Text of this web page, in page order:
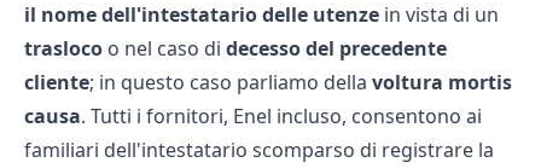
il nome dell'intestatario delle utenze in vista di un
trasloco o nel caso di decesso del precedente
cliente; in questo caso parliamo della voltura mortis
causa. Tutti i fornitori, Enel incluso, consentono ai
familiari dell'intestatario scomparso di registrare la